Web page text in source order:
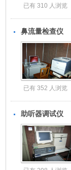
已有 310 人浏览
鼻流量检查仪
已有 352 人浏览
助听器调试仪